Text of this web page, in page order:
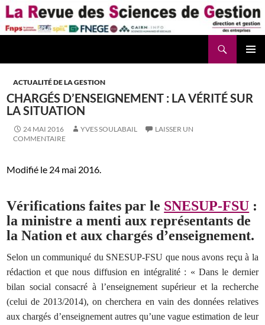
Aller
au
contenu
ACTUALITÉ DE LA GESTION
CHARGÉS D’ENSEIGNEMENT : LA VÉRITÉ SUR
LA SITUATION
24 MAI 2016 YVES SOULABAIL
LAISSER UN
COMMENTAIRE
Modifié le 24 mai 2016.
Vérifications faites par le SNESUP-FSU :
la ministre a menti aux représentants de
la Nation et aux chargés d’enseignement.
Selon un communiqué du SNESUP-FSU que nous avons reçu à la
rédaction et que nous diffusion en intégralité : « Dans le dernier
bilan social consacré à l’enseignement supérieur et la recherche
(celui de 2013/2014), on cherchera en vain des données relatives
aux chargés d’enseignement autres qu’une vague estimation de leur